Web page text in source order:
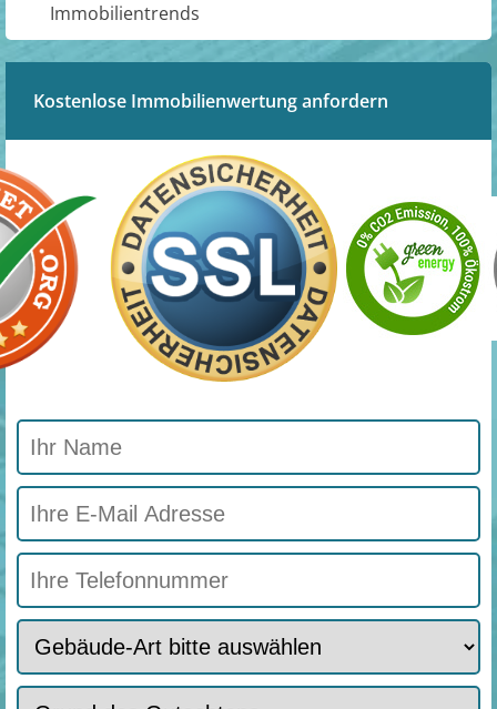
Immobilientrends
Kostenlose Immobilienwertung anfordern